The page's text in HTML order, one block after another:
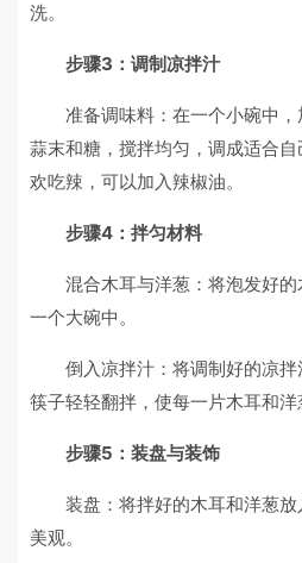
洗。
步骤3：调制凉拌汁
准备调味料：在一个小碗中，
蒜末和糖，搅拌均匀，调成适合
欢吃辣，可以加入辣椒油。
步骤4：拌匀材料
混合木耳与洋葱：将泡发好
一个大碗中。
倒入凉拌汁：将调制好的凉
筷子轻轻翻拌，使每一片木耳和洋
步骤5：装盘与装饰
装盘：将拌好的木耳和洋葱
美观。